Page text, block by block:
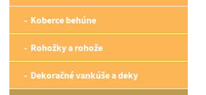
Koberce behúne
Rohožky a rohože
Dekoračné vankúše a deky